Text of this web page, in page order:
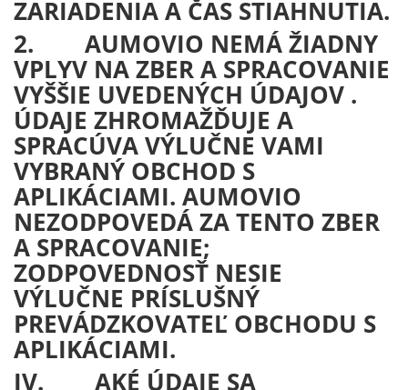
ZARIADENIA A ČAS STIAHNUTIA.
2. AUMOVIO NEMÁ ŽIADNY
VPLYV NA ZBER A SPRACOVANIE
VYŠŠIE UVEDENÝCH ÚDAJOV .
ÚDAJE ZHROMAŽĎUJE A
SPRACÚVA VÝLUČNE VAMI
VYBRANÝ OBCHOD S
APLIKÁCIAMI. AUMOVIO
NEZODPOVEDÁ ZA TENTO ZBER
A SPRACOVANIE;
ZODPOVEDNOSŤ NESIE
VÝLUČNE PRÍSLUŠNÝ
PREVÁDZKOVATEĽ OBCHODU S
APLIKÁCIAMI.
IV. AKÉ ÚDAJE SA